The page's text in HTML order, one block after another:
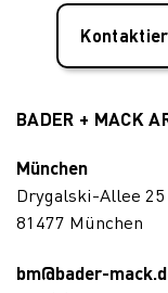
BADER + MACK
München
Drygalski-Allee 25
81477 München
bm@bader-